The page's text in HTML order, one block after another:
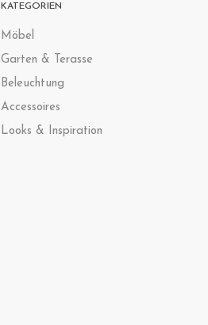
KATEGORIEN
Möbel
Garten & Terasse
Beleuchtung
Accessoires
Looks & Inspiration